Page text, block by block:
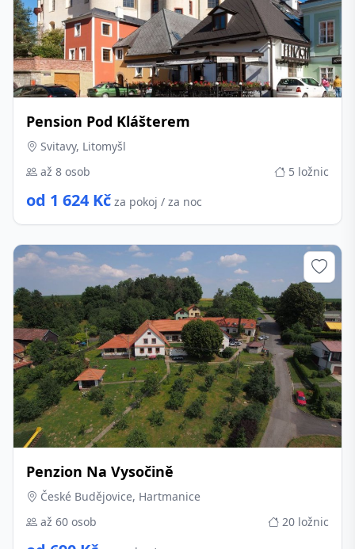
Pension Pod Klášterem
Svitavy, Litomyšl
až 8 osob
5 ložnic
od 1 624 Kč za pokoj / za noc
Penzion Na Vysočině
České Budějovice, Hartmanice
až 60 osob
20 ložnic